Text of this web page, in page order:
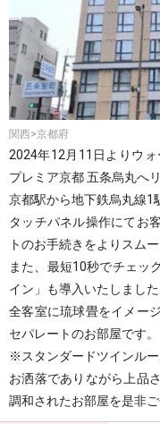
関西>京都府
2024年12月11日よりウ
プレミア京都 五条烏丸へ
京都駅から地下鉄烏丸線1
タッチパネル操作にてお
トのお手続きをよりスム
また、最短10秒でチェッ
イン」も導入いたしました
全客室に琉球畳をイメー
セパレートのお部屋です。
※スタンダードツインルー
お洒落でありながら上品
調和されたお部屋を是非ご